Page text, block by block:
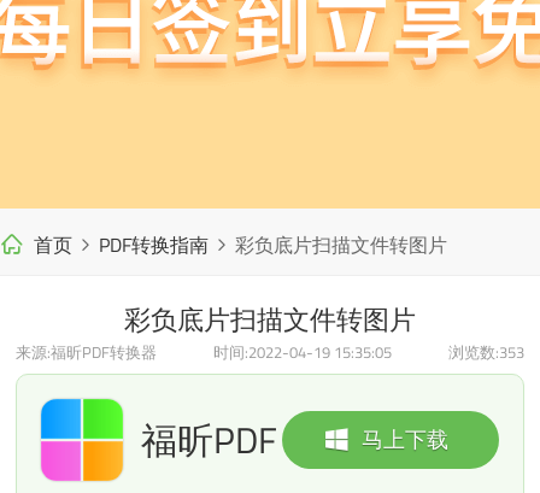
首页 PDF转换指南 彩负底片扫描文件转图片
彩负底片扫描文件转图片
来源:福昕PDF转换器 时间:2022-04-19 15:35:05 浏览数:353
马上下载
福昕PDF